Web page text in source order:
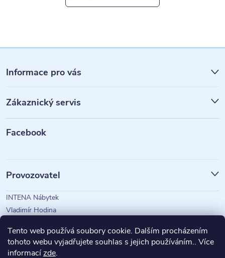
Tento web používá soubory cookie. Dalším procházením
tohoto webu vyjadřujete souhlas s jejich používáním.. Více
informacízde.
á
p
a
Informace pro vás
Zákaznický servis
Facebook
Provozovatel
INTENA Nábytek
Vladimír Hodina